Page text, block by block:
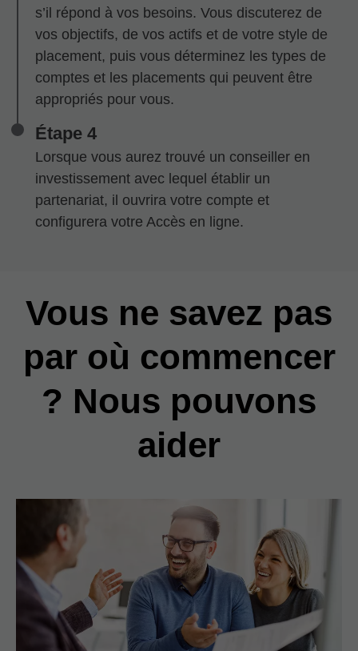
s’il répond à vos besoins. Vous discuterez de
vos objectifs, de vos actifs et de votre style de
placement, puis vous déterminez les types de
comptes et les placements qui peuvent être
appropriés pour vous.
Étape 4
Lorsque vous aurez trouvé un conseiller en
investissement avec lequel établir un
partenariat, il ouvrira votre compte et
configurera votre Accès en ligne.
Vous ne savez pas
par où commencer
? Nous pouvons
aider